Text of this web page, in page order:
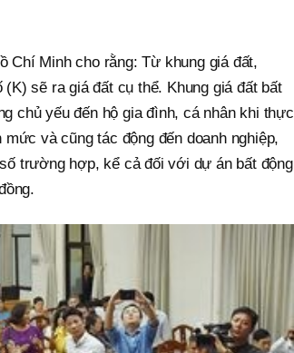
Chí Minh cho rằng: Từ khung giá đất,
sẽ ra giá đất cụ thể. Khung giá đất bất
chủ yếu đến hộ gia đình, cá nhân khi thực
và cũng tác động đến doanh nghiệp,
trường hợp, kể cả đối với dự án bất động